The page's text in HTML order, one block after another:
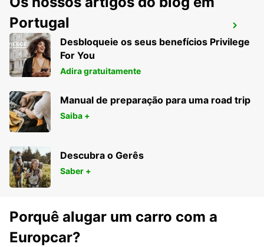
BRISBANE IPSWICH
IPSWICH - AUSTRALIA
Portugal
Desbloqueie os seus benefícios Privilege
For You
Adira gratuitamente
Manual de preparação para uma road trip
Saiba +
Descubra o Gerês
Saber +
Porquê alugar um carro com a
Europcar?